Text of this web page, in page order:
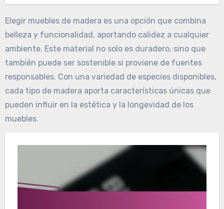
Elegir muebles de madera es una opción que combina
belleza y funcionalidad, aportando calidez a cualquier
ambiente. Este material no solo es duradero, sino que
también puede ser sostenible si proviene de fuentes
responsables. Con una variedad de especies disponibles,
cada tipo de madera aporta características únicas que
pueden influir en la estética y la longevidad de los
muebles.